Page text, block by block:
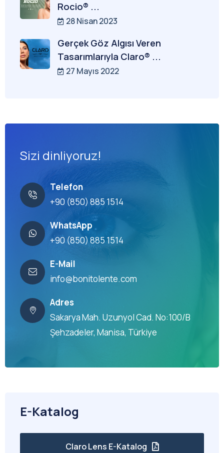
Rocio® ...
28 Nisan 2023
Gerçek Göz Algısı Veren
Tasarımlarıyla Claro® ...
27 Mayıs 2022
Sizi dinliyoruz!
Telefon
+90 (850) 885 1514
WhatsApp
+90 (850) 885 1514
E-Mail
info@bonitolente.com
Adres
Sakarya Mah. Uzunyol Cad. No:100/B
Şehzadeler, Manisa, Türkiye
E-Katalog
Claro Lens E-Katalog